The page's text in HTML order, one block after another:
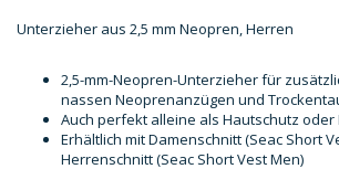
Unterzieher aus 2,5 mm Neopren, Herren
2,5-mm-Neopren-Unterzieher für
nassen Neoprenanzügen und
Auch perfekt alleine als Hautschutz
Erhältlich mit Damenschnitt (Seac Short
Herrenschnitt (Seac Short Vest Men)